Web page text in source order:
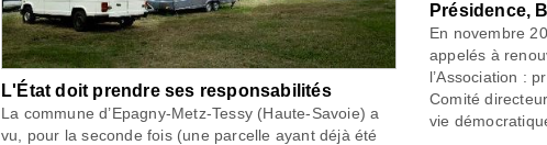
L'État doit prendre ses responsabilités
La commune d’Epagny-Metz-Tessy (Haute-Savoie) a
vu, pour la seconde fois (une parcelle ayant déjà été
Présidence,
En novembre
appelés à
l’Association :
Comité
vie